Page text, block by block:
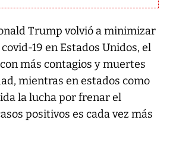
Trump volvió a minimizar
19 en Estados Unidos, el
más contagios y muertes
mientras en estados como
la lucha por frenar el
positivos es cada vez más